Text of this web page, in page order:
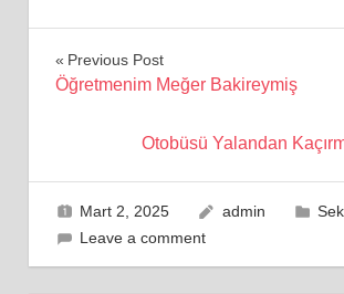
Yazı
Previous Post
Öğretmenim Meğer Bakireymiş
Otobüsü Yalandan
Mart 2, 2025 admin
Leave a comment